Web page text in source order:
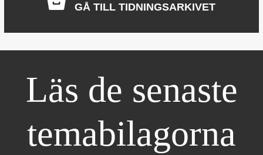
GÅ TILL TIDNINGSARKIVET
Läs de senaste
temabilagorna